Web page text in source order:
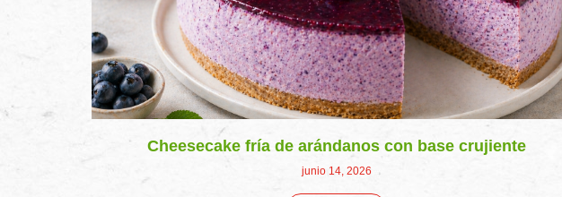
Cheesecake fría de arándanos con base crujiente
junio 14, 2026